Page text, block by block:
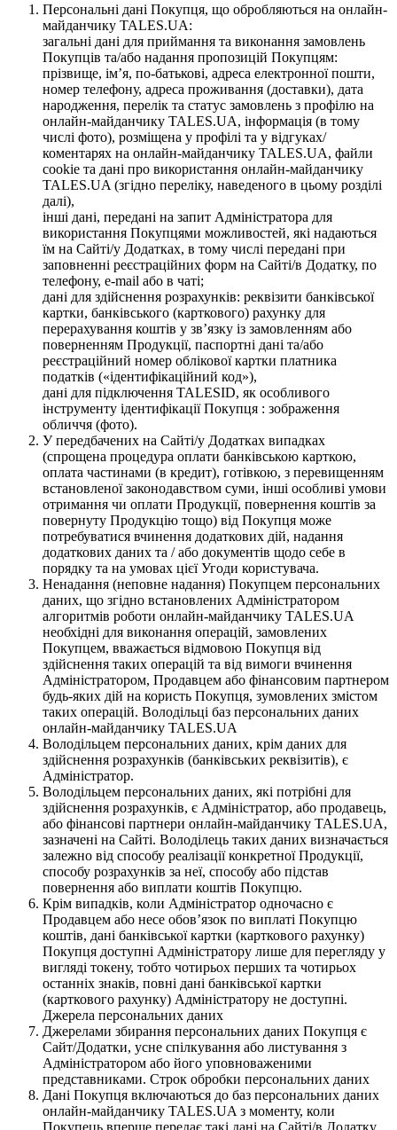
Персональні дані Покупця, що обробляються на онлайн-
майданчику TALES.UA:
загальні дані для приймання та виконання замовлень
Покупців та/або надання пропозицій Покупцям:
прізвище, ім’я, по-батькові, адреса електронної пошти,
номер телефону, адреса проживання (доставки), дата
народження, перелік та статус замовлень з профілю на
онлайн-майданчику TALES.UA, інформація (в тому
числі фото), розміщена у профілі та у відгуках/
коментарях на онлайн-майданчику TALES.UA, файли
cookie та дані про використання онлайн-майданчику
TALES.UA (згідно переліку, наведеного в цьому розділі
далі),
інші дані, передані на запит Адміністратора для
використання Покупцями можливостей, які надаються
їм на Сайті/у Додатках, в тому числі передані при
заповненні реєстраційних форм на Сайті/в Додатку, по
телефону, e-mail або в чаті;
дані для здійснення розрахунків: реквізити банківської
картки, банківського (карткового) рахунку для
перерахування коштів у зв’язку із замовленням або
поверненням Продукції, паспортні дані та/або
реєстраційний номер облікової картки платника
податків («ідентифікаційний код»),
дані для підключення TALESID, як особливого
інструменту ідентифікації Покупця : зображення
обличчя (фото).
У передбачених на Сайті/у Додатках випадках
(спрощена процедура оплати банківською карткою,
оплата частинами (в кредит), готівкою, з перевищенням
встановленої законодавством суми, інші особливі умови
отримання чи оплати Продукції, повернення коштів за
повернуту Продукцію тощо) від Покупця може
потребуватися вчинення додаткових дій, надання
додаткових даних та / або документів щодо себе в
порядку та на умовах цієї Угоди користувача.
Ненадання (неповне надання) Покупцем персональних
даних, що згідно встановлених Адміністратором
алгоритмів роботи онлайн-майданчику TALES.UA
необхідні для виконання операцій, замовлених
Покупцем, вважається відмовою Покупця від
здійснення таких операцій та від вимоги вчинення
Адміністратором, Продавцем або фінансовим партнером
будь-яких дій на користь Покупця, зумовлених змістом
таких операцій. Володільці баз персональних даних
онлайн-майданчику TALES.UA
Володільцем персональних даних, крім даних для
здійснення розрахунків (банківських реквізитів), є
Адміністратор.
Володільцем персональних даних, які потрібні для
здійснення розрахунків, є Адміністратор, або продавець,
або фінансові партнери онлайн-майданчику TALES.UA,
зазначені на Сайті. Володілець таких даних визначається
залежно від способу реалізації конкретної Продукції,
способу розрахунків за неї, способу або підстав
повернення або виплати коштів Покупцю.
Крім випадків, коли Адміністратор одночасно є
Продавцем або несе обов’язок по виплаті Покупцю
коштів, дані банківської картки (карткового рахунку)
Покупця доступні Адміністратору лише для перегляду у
вигляді токену, тобто чотирьох перших та чотирьох
останніх знаків, повні дані банківської картки
(карткового рахунку) Адміністратору не доступні.
Джерела персональних даних
Джерелами збирання персональних даних Покупця є
Сайт/Додатки, усне спілкування або листування з
Адміністратором або його уповноваженими
представниками. Строк обробки персональних даних
Дані Покупця включаються до баз персональних даних
онлайн-майданчику TALES.UA з моменту, коли
Покупець вперше передає такі дані на Сайті/в Додатку,